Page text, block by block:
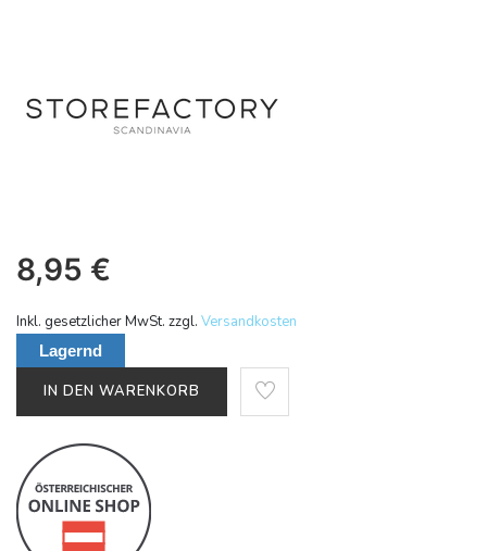
8,95 €
Inkl. gesetzlicher MwSt. zzgl. Versandkosten
Lagernd
IN DEN WARENKORB